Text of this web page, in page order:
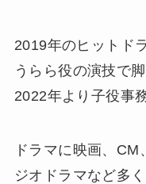
2019年のヒットド
うらら役の演技で
2022年より子役事
ドラマに映画、
ジオドラマなど多